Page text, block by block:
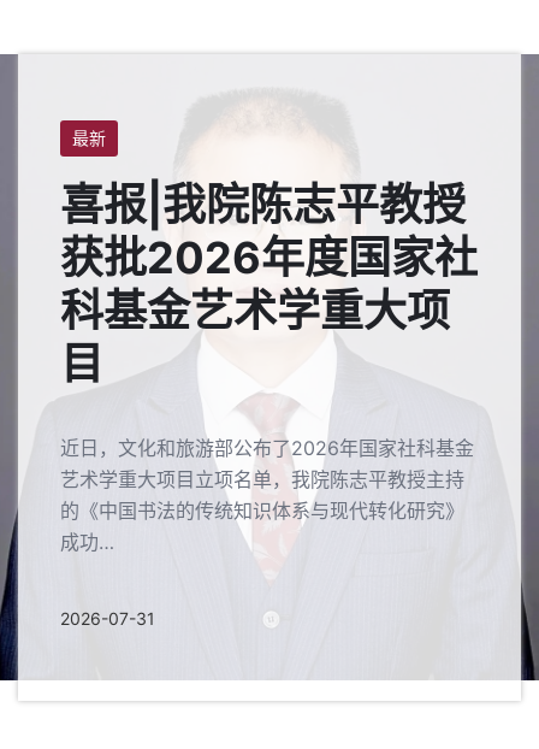
喜报|我院陈志平教授
获批2026年度国家社
科基金艺术学重大项
目
近日，文化和旅游部公布了2026年国家社科基金
艺术学重大项目立项名单，我院陈志平教授主持
的《中国书法的传统知识体系与现代转化研究》
成功…
2026-07-31